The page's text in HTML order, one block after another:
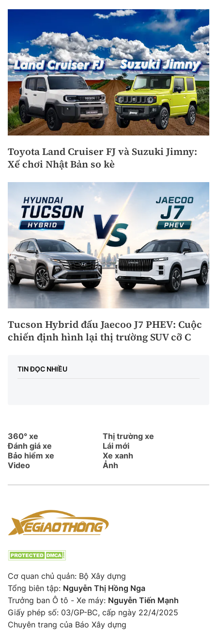
Toyota Land Cruiser FJ và Suzuki Jimny:
Xế chơi Nhật Bản so kè
Tucson Hybrid đấu Jaecoo J7 PHEV: Cuộc
chiến định hình lại thị trường SUV cỡ C
TIN ĐỌC NHIỀU
360° xe
Thị trường xe
Đánh giá xe
Lái mới
Bảo hiểm xe
Xe xanh
Video
Ảnh
Cơ quan chủ quản: Bộ Xây dựng
Tổng biên tập: Nguyễn Thị Hồng Nga
Trưởng ban Ô tô - Xe máy: Nguyễn Tiến Mạnh
Giấy phép số: 03/GP-BC, cấp ngày 22/4/2025
Chuyên trang của Báo Xây dựng